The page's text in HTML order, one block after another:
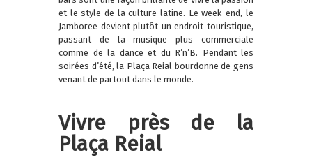
et le style de la culture latine. Le week-end, le
Jamboree devient plutôt un endroit touristique,
passant de la musique plus commerciale
comme de la dance et du R’n’B. Pendant les
soirées d’été, la Plaça Reial bourdonne de gens
venant de partout dans le monde.
Vivre près de la
Plaça Reial